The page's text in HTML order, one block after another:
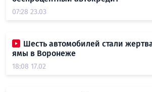
07:28 23.03
Шесть автомобилей стали
ямы в Воронеже
18:08 17.02